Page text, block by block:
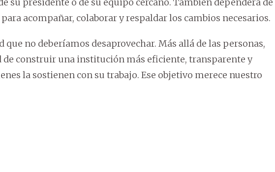
acompañar, colaborar y respaldar los cambios necesarios.
no deberíamos desaprovechar. Más allá de las personas,
de construir una institución más eficiente, transparente y
la sostienen con su trabajo. Ese objetivo merece nuestro